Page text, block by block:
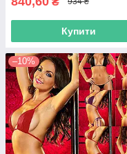
Купити
–10%